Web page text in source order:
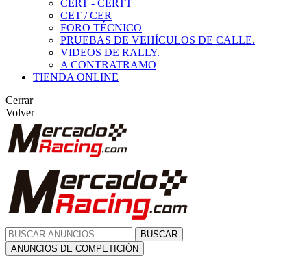
CERT - CERTT
CET / CER
FORO TÉCNICO
PRUEBAS DE VEHÍCULOS DE CALLE.
VIDEOS DE RALLY.
A CONTRATRAMO
TIENDA ONLINE
Cerrar
Volver
BUSCAR
ANUNCIOS DE COMPETICIÓN